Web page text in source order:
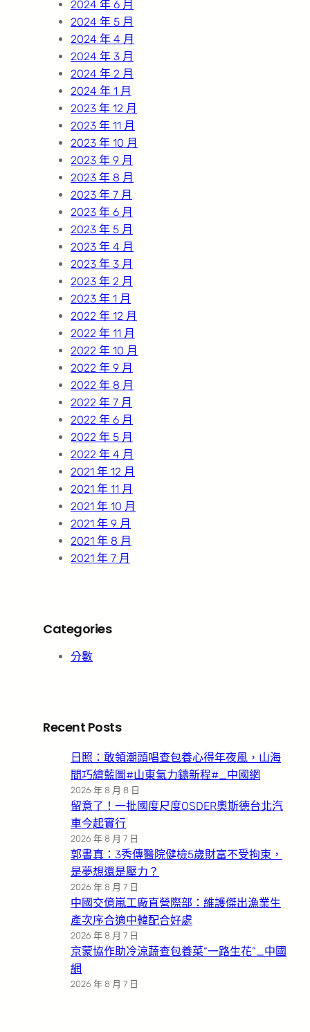
2024 年 6 月
2024 年 5 月
2024 年 4 月
2024 年 3 月
2024 年 2 月
2024 年 1 月
2023 年 12 月
2023 年 11 月
2023 年 10 月
2023 年 9 月
2023 年 8 月
2023 年 7 月
2023 年 6 月
2023 年 5 月
2023 年 4 月
2023 年 3 月
2023 年 2 月
2023 年 1 月
2022 年 12 月
2022 年 11 月
2022 年 10 月
2022 年 9 月
2022 年 8 月
2022 年 7 月
2022 年 6 月
2022 年 5 月
2022 年 4 月
2021 年 12 月
2021 年 11 月
2021 年 10 月
2021 年 9 月
2021 年 8 月
2021 年 7 月
Categories
分數
Recent Posts
日照：敢領潮頭唱查包養心得年夜風，山海
間巧繪藍圖#山東氣力鑄新程#_中國網
2026 年 8 月 8 日
留意了！一批國度尺度OSDER奧斯德台北汽
車今起實行
2026 年 8 月 7 日
郭書真：3秀傳醫院健檢5歲財富不受拘束，
是夢想還是壓力？
2026 年 8 月 7 日
中國交億嵐工廠直營際部：維護傑出漁業生
產次序合適中韓配合好處
2026 年 8 月 7 日
京蒙協作助冷涼蔬查包養菜“一路生花”_中國
網
2026 年 8 月 7 日